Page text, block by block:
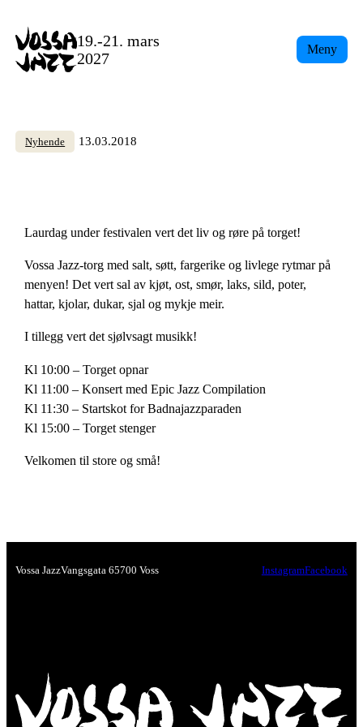
content
19.-21. mars
2027
Meny
Nyhende 13.03.2018
Laurdag under festivalen vert det liv og røre på torget!
Vossa Jazz-torg med salt, søtt, fargerike og livlege rytmar på
menyen! Det vert sal av kjøt, ost, smør, laks, sild, poter,
hattar, kjolar, dukar, sjal og mykje meir.
I tillegg vert det sjølvsagt musikk!
Kl 10:00 – Torget opnar
Kl 11:00 – Konsert med Epic Jazz Compilation
Kl 11:30 – Startskot for Badnajazzparaden
Kl 15:00 – Torget stenger
Velkomen til store og små!
Vossa JazzVangsgata 65700 Voss InstagramFacebook